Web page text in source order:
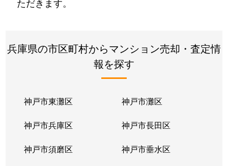
兵庫県の市区町村からマンション売却・査定情
報を探す
神戸市東灘区 神戸市灘区
神戸市兵庫区 神戸市長田区
神戸市須磨区 神戸市垂水区